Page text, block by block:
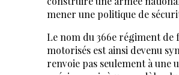
mener une politique de
Le nom du 366e régiment de
motorisés est ainsi devenu
renvoie pas seulement à une